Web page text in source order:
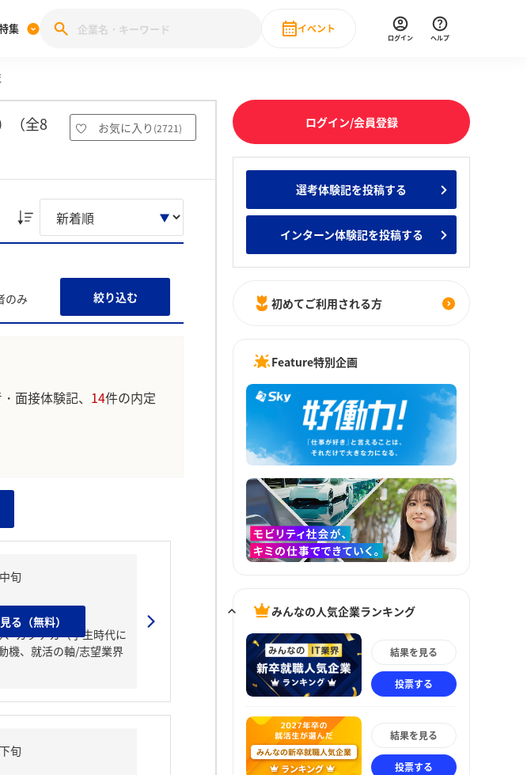
キャンペーン
ンド調査
みんなの新卒就職人気企業ランキング みんなのインターン人気企業ランキ
集
28卒 IT・DX現場社員インタビュー
イベント
直近のイベント一覧
ログイン ヘルプ
（全8
お気に入り (2721)
のみ 絞り込む
面接体験記、 14件の内定
ガクチカ（学生時代に
機、就活の軸/志望業界
る（無料）
ログイン/会員登録
選考体験記を投稿する
インターン体験記を投稿する
初めてご利用される方
Feature特別企画
みんなの人気企業ランキング
結果を見る
投票する
結果を見る
投票する